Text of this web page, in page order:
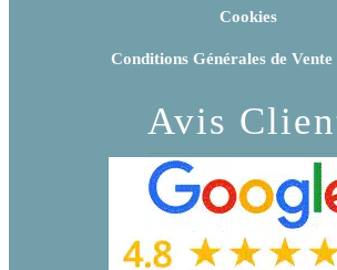
Cookies
Conditions Générales de
Avis